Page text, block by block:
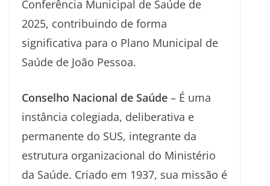
Conferência Municipal de Saúde de
2025, contribuindo de forma
significativa para o Plano Municipal de
Saúde de João Pessoa.
Conselho Nacional de Saúde – É uma
instância colegiada, deliberativa e
permanente do SUS, integrante da
estrutura organizacional do Ministério
da Saúde. Criado em 1937, sua missão é